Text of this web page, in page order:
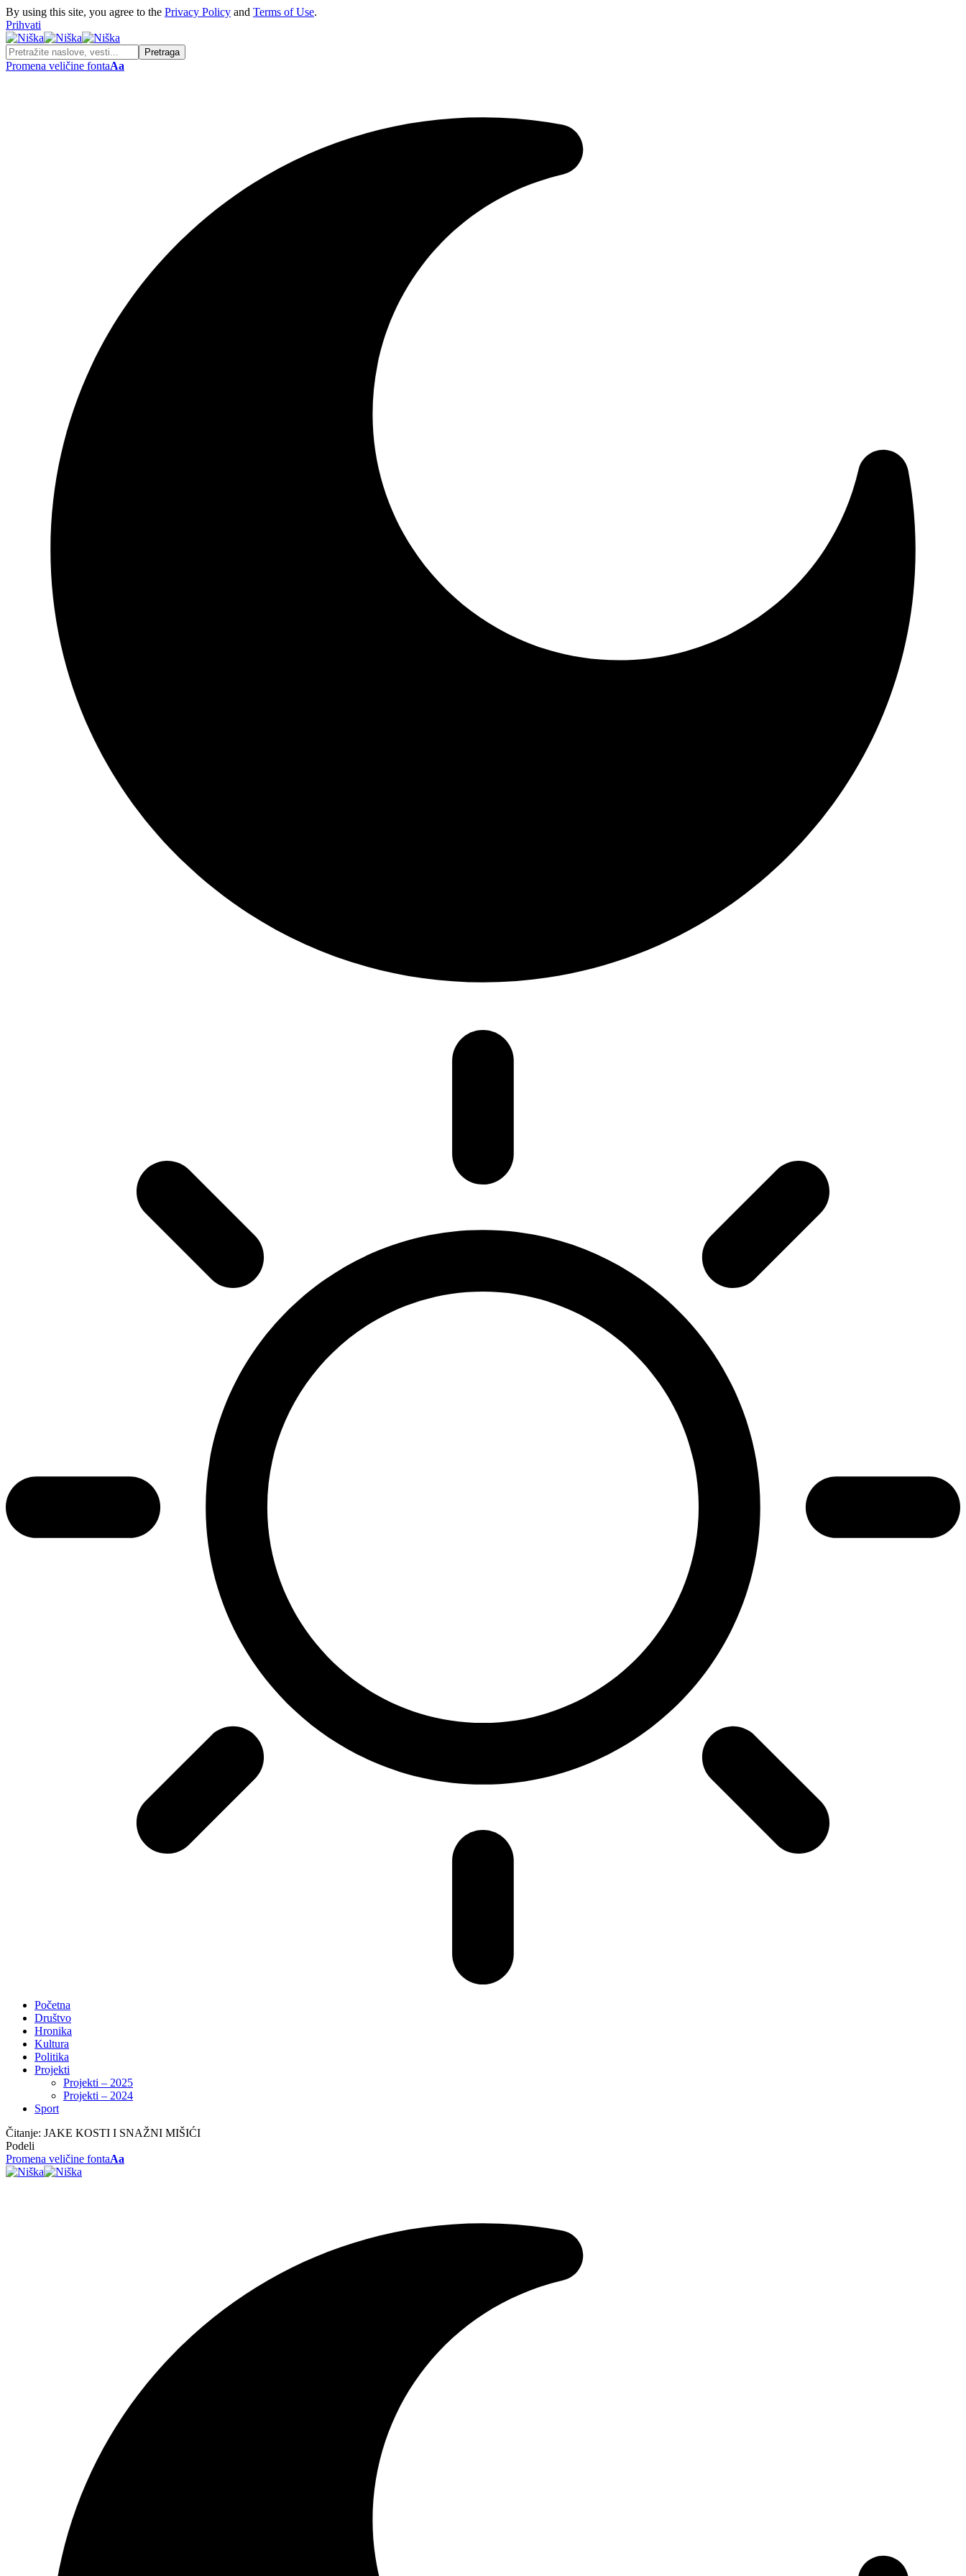
By using this site, you agree to the Privacy Policy and Terms of Use.
Prihvati
Promena veličine fontaAa
Početna
Društvo
Hronika
Kultura
Politika
Projekti
Projekti – 2025
Projekti – 2024
Sport
Čitanje: JAKE KOSTI I SNAŽNI MIŠIĆI
Podeli
Promena veličine fontaAa